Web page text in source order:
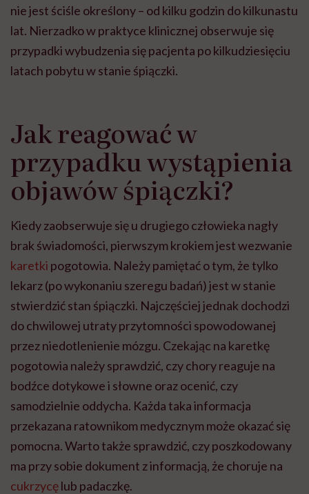
nie jest ściśle określony – od kilku godzin do kilkunastu
lat. Nierzadko w praktyce klinicznej obserwuje się
przypadki wybudzenia się pacjenta po kilkudziesięciu
latach pobytu w stanie śpiączki.
Jak reagować w
przypadku wystąpienia
objawów śpiączki?
Kiedy zaobserwuje się u drugiego człowieka nagły
brak świadomości, pierwszym krokiem jest wezwanie
karetki pogotowia. Należy pamiętać o tym, że tylko
lekarz (po wykonaniu szeregu badań) jest w stanie
stwierdzić stan śpiączki. Najczęściej jednak dochodzi
do chwilowej utraty przytomności spowodowanej
przez niedotlenienie mózgu. Czekając na karetkę
pogotowia należy sprawdzić, czy chory reaguje na
bodźce dotykowe i słowne oraz ocenić, czy
samodzielnie oddycha. Każda taka informacja
przekazana ratownikom medycznym może okazać się
pomocna. Warto także sprawdzić, czy poszkodowany
ma przy sobie dokument z informacją, że choruje na
cukrzycęlub padaczkę.